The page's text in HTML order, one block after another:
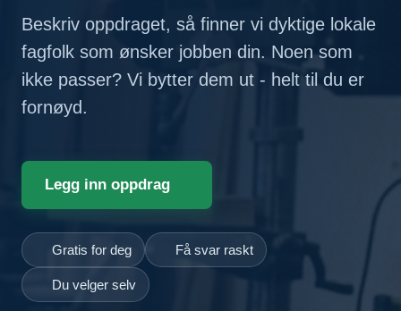
Beskriv oppdraget, så finner vi dyktige lokale
fagfolk som ønsker jobben din. Noen som
ikke passer? Vi bytter dem ut - helt til du er
fornøyd.
Legg inn oppdrag
Gratis for deg Få svar raskt
Du velger selv